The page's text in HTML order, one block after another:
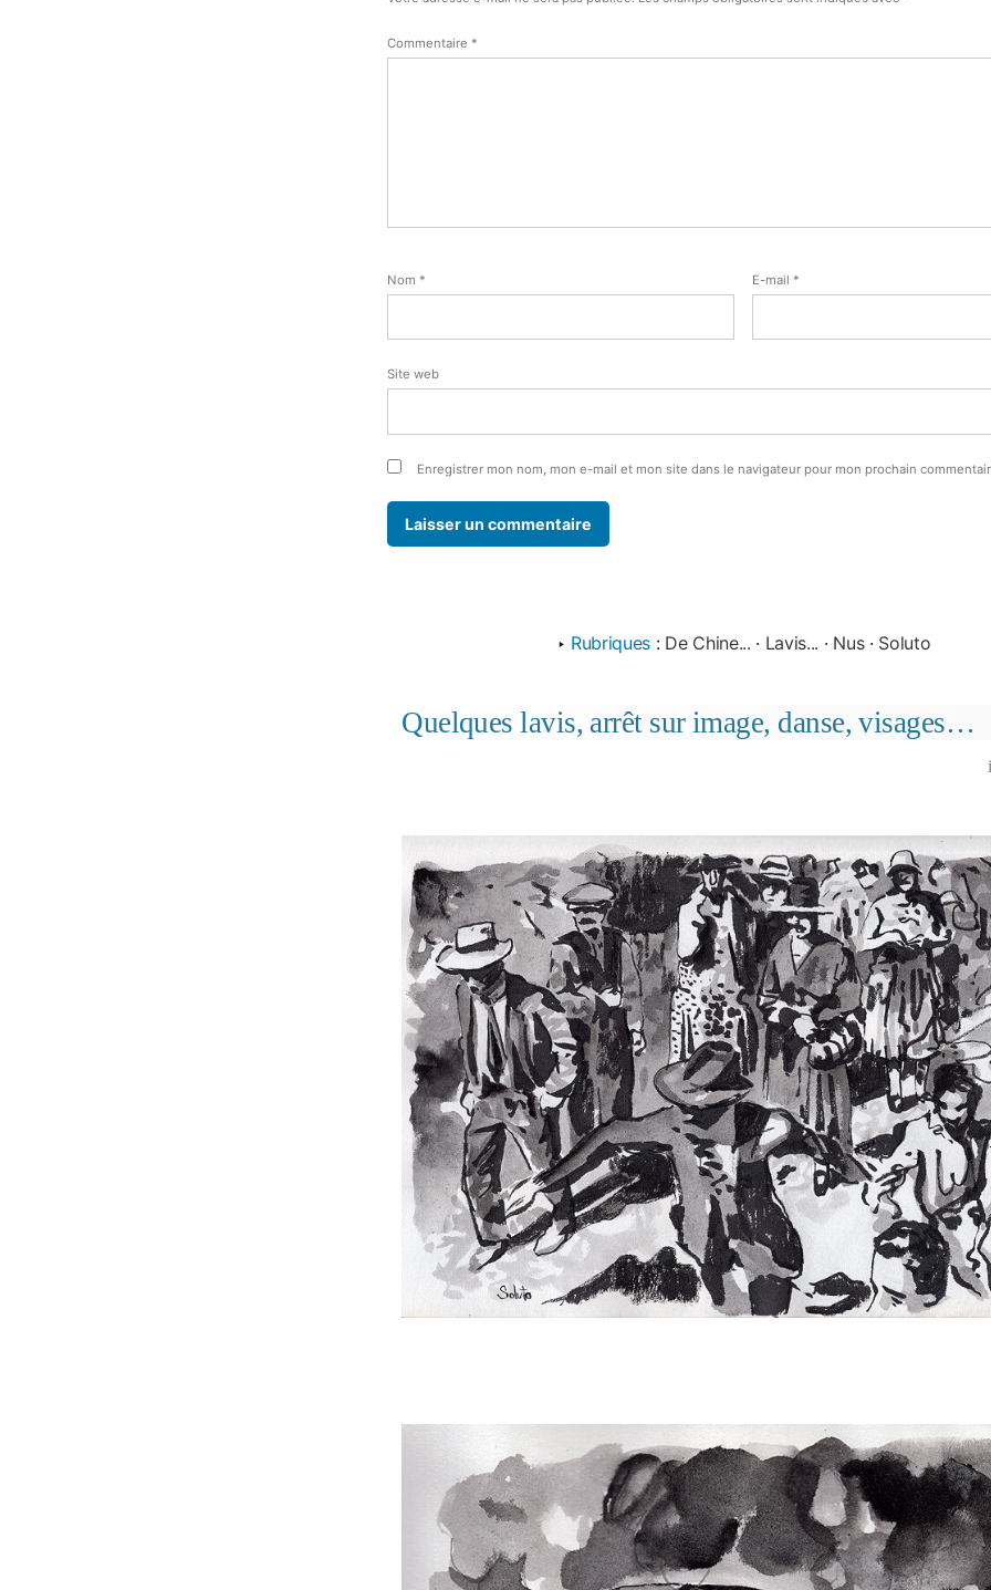
Commentaire *
Nom * E-mail *
Site web
Enregistrer mon nom, mon e-mail et mon site dans le navigateur pour mon prochain
‣ Rubriques : De Chine... · Lavis... · Nus· Soluto
Quelques lavis, arrêt sur image, danse, visages…